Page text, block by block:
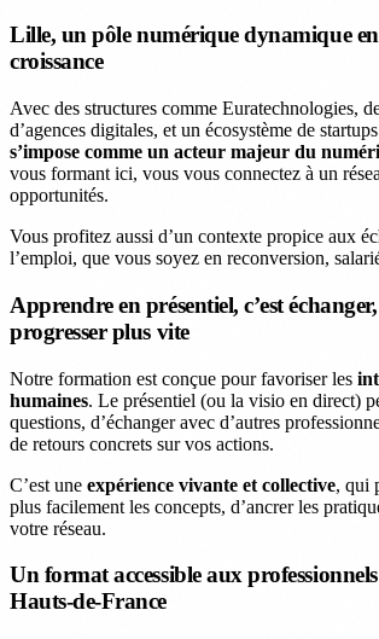
Lille, un pôle numérique dynamique
croissance
Avec des structures comme Euratechnologies,
d’agences digitales, et un écosystème de
s’impose comme un acteur majeur du
vous formant ici, vous vous connectez à un
opportunités.
Vous profitez aussi d’un contexte propice aux
l’emploi, que vous soyez en reconversion,
Apprendre en présentiel, c’est
progresser plus vite
Notre formation est conçue pour favoriser les
humaines. Le présentiel (ou la visio en direct)
questions, d’échanger avec d’autres
de retours concrets sur vos actions.
C’est une expérience vivante et collective, qui
plus facilement les concepts, d’ancrer les
votre réseau.
Un format accessible aux
Hauts-de-France